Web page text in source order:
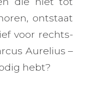
ontstaat
voor rechts-
Aurelius –
hebt?